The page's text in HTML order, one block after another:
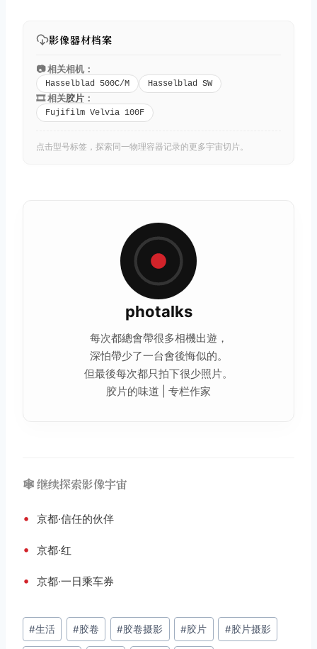
影像器材档案
📷 相关相机：
Hasselblad 500C/M Hasselblad SW
🎞️ 相关胶片 ：
Fujifilm Velvia 100F
点击型号标签，探索同一物理容器记录的更多宇宙切片。
photalks
每次都總會帶很多相機出遊，
深怕帶少了一台會後悔似的。
但最後每次都只拍下很少照片。
胶片的味道 | 专栏作家
🕸️ 继续探索影像宇宙
• 京都·信任的伙伴
• 京都·红
• 京都·一日乘车券
文
章
#生活 #胶卷 #胶卷摄影 #胶片 #胶片摄影